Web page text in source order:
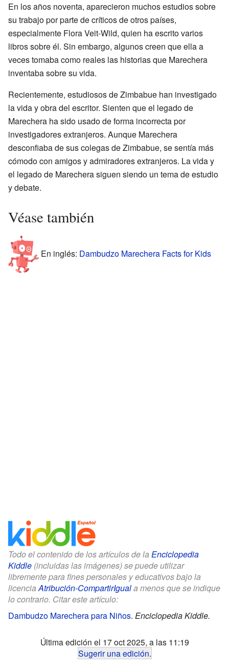
En los años noventa, aparecieron muchos estudios sobre
su trabajo por parte de críticos de otros países,
especialmente Flora Veit-Wild, quien ha escrito varios
libros sobre él. Sin embargo, algunos creen que ella a
veces tomaba como reales las historias que Marechera
inventaba sobre su vida.
Recientemente, estudiosos de Zimbabue han investigado
la vida y obra del escritor. Sienten que el legado de
Marechera ha sido usado de forma incorrecta por
investigadores extranjeros. Aunque Marechera
desconfiaba de sus colegas de Zimbabue, se sentía más
cómodo con amigos y admiradores extranjeros. La vida y
el legado de Marechera siguen siendo un tema de estudio
y debate.
Véase también
En inglés: Dambudzo Marechera Facts for Kids
Todo el contenido de los artículos de la Enciclopedia
Kiddle (incluidas las imágenes) se puede utilizar
libremente para fines personales y educativos bajo la
licenciaAtribución-CompartirIguala menos que se indique
lo contrario. Citar este artículo:
Dambudzo Marechera para Niños. Enciclopedia Kiddle.
Última edición el 17 oct 2025, a las 11:19
Sugerir una edición.